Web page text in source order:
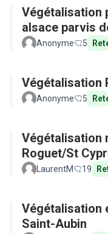
Végétalisation
alsace parvis
Anonyme 5
Végétalisation
Anonyme 5
Végétalisation
Roguet/St
LaurentM 19
Végétalisation
Saint-Aubin